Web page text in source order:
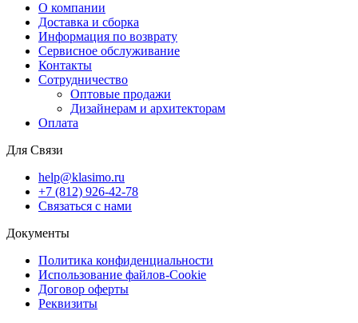
О компании
Доставка и сборка
Информация по возврату
Сервисное обслуживание
Контакты
Сотрудничество
Оптовые продажи
Дизайнерам и архитекторам
Оплата
Для Связи
help@klasimo.ru
+7 (812) 926-42-78
Связаться с нами
Документы
Политика конфиденциальности
Использование файлов-Cookie
Договор оферты
Реквизиты